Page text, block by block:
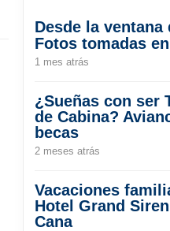
Desde la ventana
Fotos tomadas
1 mes atrás
¿Sueñas con ser
de Cabina?
becas
2 meses atrás
Vacaciones
Hotel Grand
Cana